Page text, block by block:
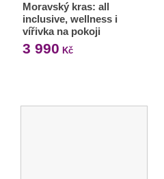
Moravský kras: all
inclusive, wellness i
vířivka na pokoji
3 990 Kč